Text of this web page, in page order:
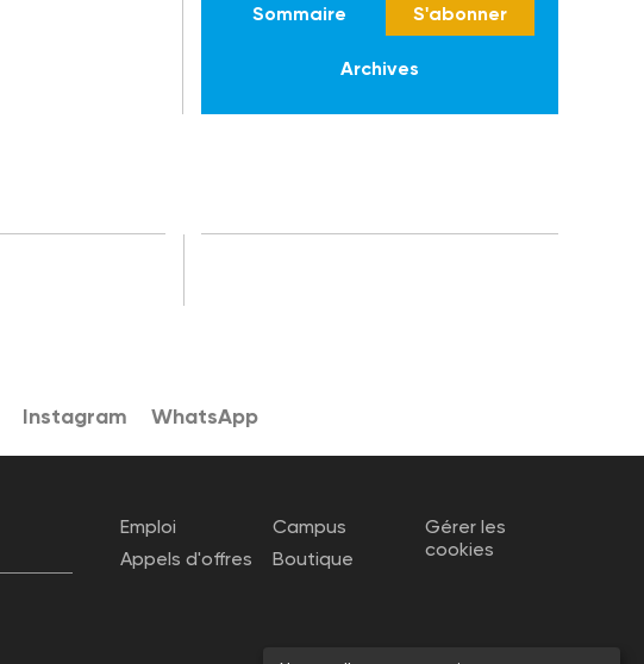
Sommaire S'abonner
Archives
Instagram WhatsApp
Emploi
Appels d'offres
Campus
Boutique
Gérer les
cookies